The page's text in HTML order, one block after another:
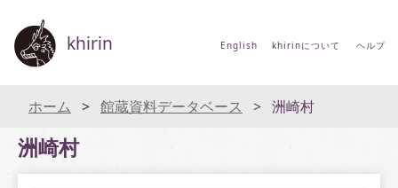
khirin English khirinについて ヘルプ
ホーム 館蔵資料データベース 洲崎村
洲崎村